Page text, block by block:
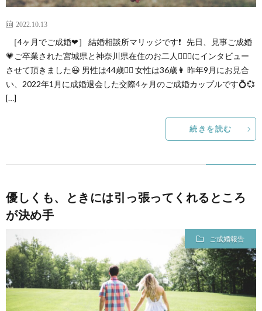
2022.10.13
［4ヶ月でご成婚❤］ 結婚相談所マリッジです❗ 先日、見事ご成婚
💗ご卒業された宮城県と神奈川県在住のお二人👩‍❤️‍👨にインタビュー
させて頂きました😃 男性は44歳👱‍♂️ 女性は36歳👩 昨年9月にお見合
い、2022年1月に成婚退会した交際4ヶ月のご成婚カップルです💍💞
[…]
続きを読む
優しくも、ときには引っ張ってくれるところ
が決め手
ご成婚報告